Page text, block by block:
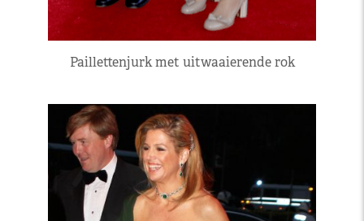
Paillettenjurk met uitwaaierende rok